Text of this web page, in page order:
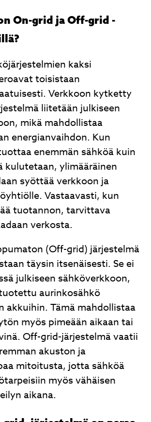
On-grid ja Off-grid -
kaksi
toisistaan
Verkkoon kytketty
liitetään julkiseen
mikä mahdollistaa
energianvaihdon. Kun
enemmän sähköä kuin
kulutetaan, ylimääräinen
syöttää verkkoon ja
Vastaavasti, kun
tuotannon, tarvittava
verkosta.
(Off-grid) järjestelmä
täysin itsenäisesti. Se ei
julkiseen sähköverkkoon,
aurinkosähkö
akkuihin. Tämä mahdollistaa
myös pimeään aikaan tai
Off-grid-järjestelmä vaatii
akuston ja
mitoitusta, jotta sähköä
myös vähäisen
aikana.